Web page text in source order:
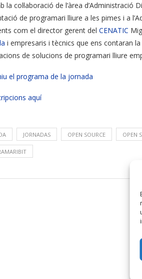
la col·laboració de l’àrea
de programari lliure a les pimes i a
com el director gerent del CENATIC
i empresaris i tècnics que ens contaran
de solucions de programari lliure
el programa de la jornada
aquí
JORNADAS OPEN SOURCE OPEN